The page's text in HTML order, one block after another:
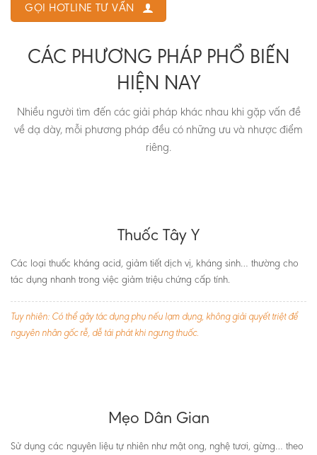
GỌI HOTLINE TƯ VẤN
CÁC PHƯƠNG PHÁP PHỔ BIẾN
HIỆN NAY
Nhiều người tìm đến các giải pháp khác nhau khi gặp vấn đề
về dạ dày, mỗi phương pháp đều có những ưu và nhược điểm
riêng.
Thuốc Tây Y
Các loại thuốc kháng acid, giảm tiết dịch vị, kháng sinh… thường cho
tác dụng nhanh trong việc giảm triệu chứng cấp tính.
Tuy nhiên: Có thể gây tác dụng phụ nếu lạm dụng, không giải quyết triệt để
nguyên nhân gốc rễ, dễ tái phát khi ngưng thuốc.
Mẹo Dân Gian
Sử dụng các nguyên liệu tự nhiên như mật ong, nghệ tươi, gừng… theo